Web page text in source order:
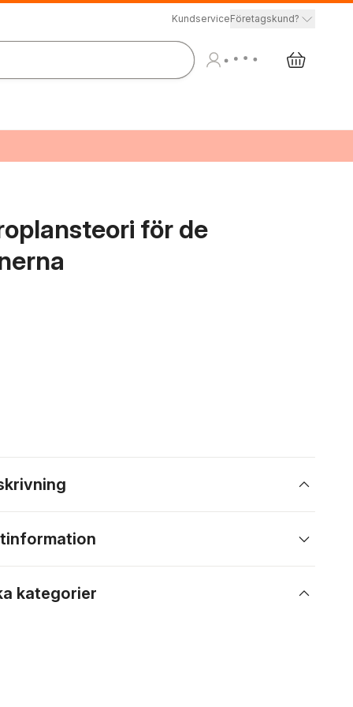
KundserviceFöretagskund?
för de
kategorier